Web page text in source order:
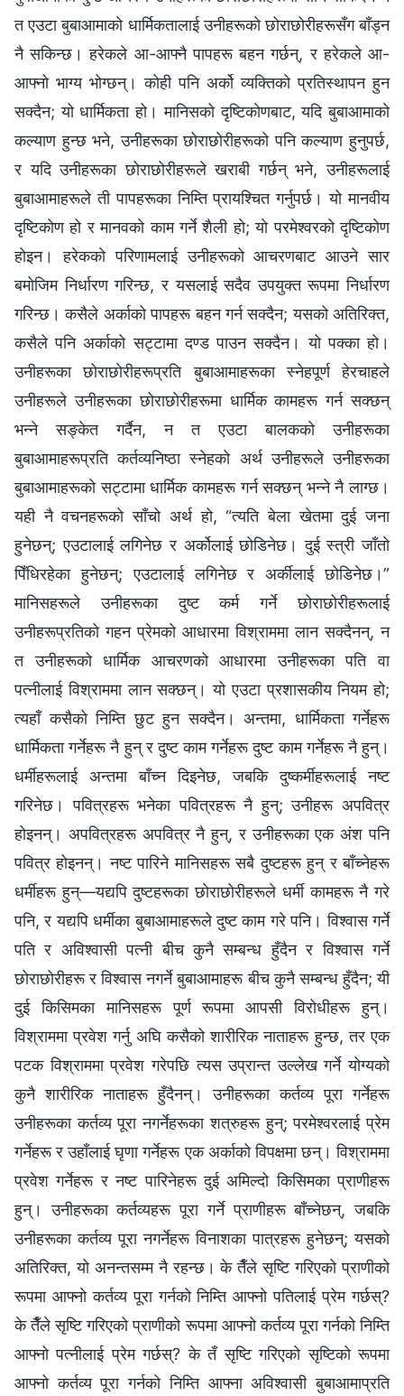
त एउटा बुबाआमाको धार्मिकतालाई उनीहरूको छोराछोरीहरूसँग बाँड्न
नै सकिन्छ। हरेकले आ-आफ्नै पापहरू बहन गर्छन्, र हरेकले आ-
आफ्नो भाग्य भोग्छन्। कोही पनि अर्को व्यक्तिको प्रतिस्थापन हुन
सक्दैन; यो धार्मिकता हो। मानिसको दृष्टिकोणबाट, यदि बुबाआमाको
कल्याण हुन्छ भने, उनीहरूका छोराछोरीहरूको पनि कल्याण हुनुपर्छ,
र यदि उनीहरूका छोराछोरीहरूले खराबी गर्छन् भने, उनीहरूलाई
बुबाआमाहरूले ती पापहरूका निम्ति प्रायश्‍चित गर्नुपर्छ। यो मानवीय
दृष्टिकोण हो र मानवको काम गर्ने शैली हो; यो परमेश्‍वरको दृष्टिकोण
होइन। हरेकको परिणामलाई उनीहरूको आचरणबाट आउने सार
बमोजिम निर्धारण गरिन्छ, र यसलाई सदैव उपयुक्त रूपमा निर्धारण
गरिन्छ। कसैले अर्काको पापहरू बहन गर्न सक्दैन; यसको अतिरिक्त,
कसैले पनि अर्काको सट्टामा दण्ड पाउन सक्दैन। यो पक्का हो।
उनीहरूका छोराछोरीहरूप्रति बुबाआमाहरूका स्‍नेहपूर्ण हेरचाहले
उनीहरूले उनीहरूका छोराछोरीहरूमा धार्मिक कामहरू गर्न सक्छन्
भन्ने सङ्केत गर्दैन, न त एउटा बालकको उनीहरूका
बुबाआमाहरूप्रति कर्तव्यनिष्ठा स्नेहको अर्थ उनीहरूले उनीहरूका
बुबाआमाहरूको सट्टामा धार्मिक कामहरू गर्न सक्छन् भन्ने नै लाग्छ।
यही नै वचनहरूको साँचो अर्थ हो, “त्यति बेला खेतमा दुई जना
हुनेछन्; एउटालाई लगिनेछ र अर्कोलाई छोडिनेछ। दुई स्त्री जाँतो
पिँधिरहेका हुनेछन्; एउटालाई लगिनेछ र अर्कीलाई छोडिनेछ।”
मानिसहरूले उनीहरूका दुष्ट कर्म गर्ने छोराछोरीहरूलाई
उनीहरूप्रतिको गहन प्रेमको आधारमा विश्राममा लान सक्दैनन्, न
त उनीहरूको धार्मिक आचरणको आधारमा उनीहरूका पति वा
पत्‍नीलाई विश्राममा लान सक्छन्। यो एउटा प्रशासकीय नियम हो;
त्यहाँ कसैको निम्ति छुट हुन सक्दैन। अन्तमा, धार्मिकता गर्नेहरू
धार्मिकता गर्नेहरू नै हुन् र दुष्ट काम गर्नेहरू दुष्ट काम गर्नेहरू नै हुन्।
धर्मीहरूलाई अन्तमा बाँच्न दिइनेछ, जबकि दुष्कर्मीहरूलाई नष्ट
गरिनेछ। पवित्रहरू भनेका पवित्रहरू नै हुन्; उनीहरू अपवित्र
होइनन्। अपवित्रहरू अपवित्र नै हुन्, र उनीहरूका एक अंश पनि
पवित्र होइनन्। नष्ट पारिने मानिसहरू सबै दुष्टहरू हुन् र बाँच्नेहरू
धर्मीहरू हुन्—यद्यपि दुष्टहरूका छोराछोरीहरूले धर्मी कामहरू नै गरे
पनि, र यद्यपि धर्मीका बुबाआमाहरूले दुष्ट काम गरे पनि। विश्‍वास गर्ने
पति र अविश्‍वासी पत्‍नी बीच कुनै सम्बन्ध हुँदैन र विश्‍वास गर्ने
छोराछोरीहरू र विश्‍वास नगर्ने बुबाआमाहरू बीच कुनै सम्बन्ध हुँदैन; यी
दुई किसिमका मानिसहरू पूर्ण रूपमा आपसी विरोधीहरू हुन्।
विश्राममा प्रवेश गर्नु अघि कसैको शारीरिक नाताहरू हुन्छ, तर एक
पटक विश्राममा प्रवेश गरेपछि त्यस उप्रान्त उल्लेख गर्ने योग्यको
कुनै शारीरिक नाताहरू हुँदैनन्। उनीहरूका कर्तव्य पूरा गर्नेहरू
उनीहरूका कर्तव्य पूरा नगर्नेहरूका शत्रुहरू हुन्; परमेश्‍वरलाई प्रेम
गर्नेहरू र उहाँलाई घृणा गर्नेहरू एक अर्काको विपक्षमा छन्। विश्राममा
प्रवेश गर्नेहरू र नष्ट पारिनेहरू दुई अमिल्दो किसिमका प्राणीहरू
हुन्। उनीहरूका कर्तव्यहरू पूरा गर्ने प्राणीहरू बाँच्नेछन्, जबकि
उनीहरूका कर्तव्य पूरा नगर्नेहरू विनाशका पात्रहरू हुनेछन्; यसको
अतिरिक्त, यो अनन्तसम्म नै रहन्छ। के तैँले सृष्टि गरिएको प्राणीको
रूपमा आफ्नो कर्तव्य पूरा गर्नको निम्ति आफ्नो पतिलाई प्रेम गर्छस्?
के तैँले सृष्टि गरिएको प्राणीको रूपमा आफ्नो कर्तव्य पूरा गर्नको निम्ति
आफ्नो पत्नीलाई प्रेम गर्छस्? के तँ सृष्टि गरिएको सृष्टिको रूपमा
आफ्नो कर्तव्य पूरा गर्नको निम्ति आफ्ना अविश्‍वासी बुबाआमाप्रति